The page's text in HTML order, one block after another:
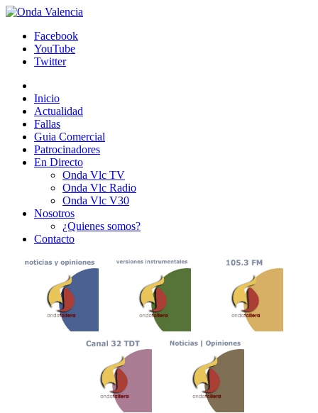
Facebook
YouTube
Twitter
Inicio
Actualidad
Fallas
Guia Comercial
Patrocinadores
En Directo
Onda Vlc TV
Onda Vlc Radio
Onda Vlc V30
Nosotros
¿Quienes somos?
Contacto